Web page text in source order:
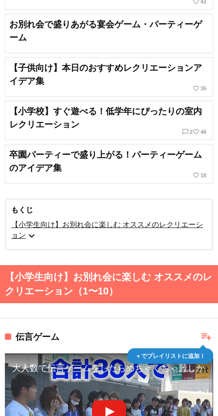
favorite_border 42
お別れ会で盛りあがる宴会ゲーム・パーティーゲ
ーム
【子供向け】本日のおすすめレクリエーションア
イデア集
favorite_border 35
【小学校】すぐ遊べる！低学年にぴったりの室内
レクリエーション
chat_bubble_outline 2favorite_border 46
卒園パーティーで盛り上がる！パーティーゲーム
のアイデア集
favorite_border 18
もくじ
【小学生向け】お別れ会に楽しむ オススメのレクリエーシ
ョン expand_more
【小学生向け】お別れ会に楽しむ オススメのレ
クリエーション（1〜10）
playlist_add
＋でプレイリストに追加！
伝言ゲーム
大人数で伝言ゲームをしたらめちゃくちゃ難しかっ